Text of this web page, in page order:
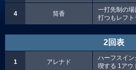
4 筒香
一打先制の
打つもレフ
2回表
1 アレナド
ハーフスイ
喫する 1アウ